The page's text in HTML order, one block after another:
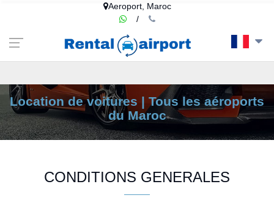
Aeroport, Maroc
/
verification=euF7kQISNOJd1LKT4c2eiOMSptBMtlXe0A8IT1ZjCCE
Location de voitures | Tous les aéroports
du Maroc
CONDITIONS GENERALES